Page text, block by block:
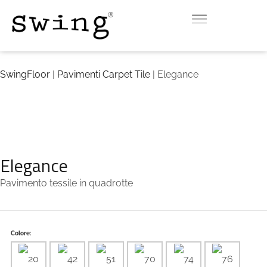
SwingFloor | Pavimenti Carpet Tile | Elegance
Elegance
Pavimento tessile in quadrotte
Colore: